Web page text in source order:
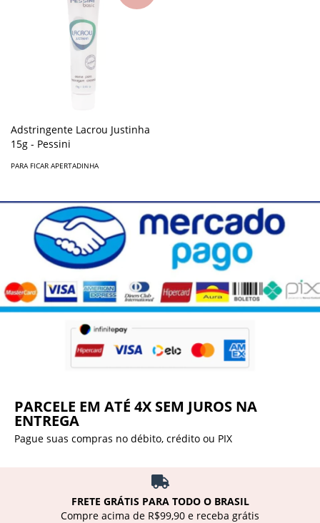
Adstringente Lacrou Justinha
15g - Pessini
PARA FICAR APERTADINHA
PARCELE EM ATÉ 4X SEM JUROS NA
ENTREGA
Pague suas compras no débito, crédito ou PIX
FRETE GRÁTIS PARA TODO O BRASIL
Compre acima de R$99,90 e receba grátis